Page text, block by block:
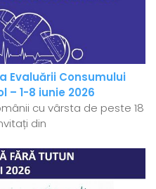
Evaluării Consumului
– 1-8 iunie 2026
cu vârsta de peste 18
din